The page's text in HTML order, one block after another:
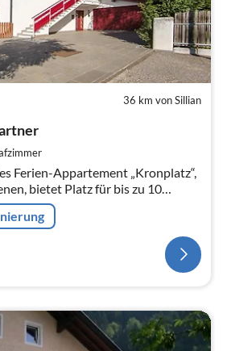
36 km von Sillian
Ferien-Appartement „Kronplatz“,
bietet Platz für bis zu 10
und Freunde!